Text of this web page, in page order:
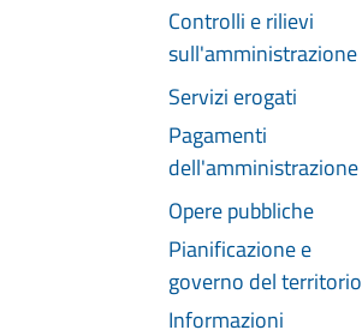
Controlli e rilievi
sull'amministrazione
Servizi erogati
Pagamenti
dell'amministrazione
Opere pubbliche
Pianificazione e
governo del territorio
Informazioni